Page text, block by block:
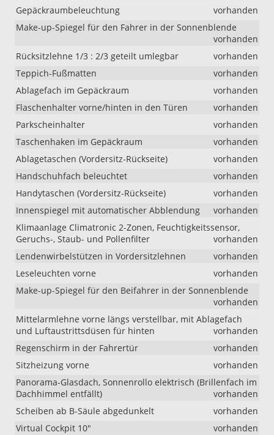
Gepäckraumbeleuchtung
vorhanden
Make-up-Spiegel für den Fahrer in der Sonnenblende
vorhanden
Rücksitzlehne 1/3 : 2/3 geteilt umlegbar
vorhanden
Teppich-Fußmatten
vorhanden
Ablagefach im Gepäckraum
vorhanden
Flaschenhalter vorne/hinten in den Türen
vorhanden
Parkscheinhalter
vorhanden
Taschenhaken im Gepäckraum
vorhanden
Ablagetaschen (Vordersitz-Rückseite)
vorhanden
Handschuhfach beleuchtet
vorhanden
Handytaschen (Vordersitz-Rückseite)
vorhanden
Innenspiegel mit automatischer Abblendung
vorhanden
Klimaanlage Climatronic 2-Zonen, Feuchtigkeitssensor,
Geruchs-, Staub- und Pollenfilter
vorhanden
Lendenwirbelstützen in Vordersitzlehnen
vorhanden
Leseleuchten vorne
vorhanden
Make-up-Spiegel für den Beifahrer in der Sonnenblende
vorhanden
Mittelarmlehne vorne längs verstellbar, mit Ablagefach
und Luftaustrittsdüsen für hinten
vorhanden
Regenschirm in der Fahrertür
vorhanden
Sitzheizung vorne
vorhanden
Panorama-Glasdach, Sonnenrollo elektrisch (Brillenfach im
Dachhimmel entfällt)
vorhanden
Scheiben ab B-Säule abgedunkelt
vorhanden
Virtual Cockpit 10"
vorhanden